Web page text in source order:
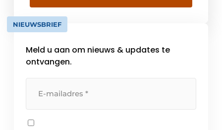
functionele veiligheid en datacommunicatie
in machines en installaties. Producten en
oplossingen van de onderneming zijn
fabrikanten van consumptie- […]
NIEUWSBRIEF
Meld u aan om nieuws & updates te
ontvangen.